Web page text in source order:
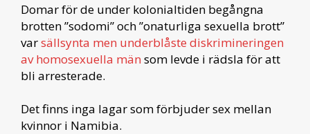
Domar för de under kolonialtiden begångna
brotten ”sodomi” och ”onaturliga sexuella brott”
varsällsynta men underblåste diskrimineringen
av homosexuella män som levde i rädsla för att
bli arresterade.
Det finns inga lagar som förbjuder sex mellan
kvinnor i Namibia.